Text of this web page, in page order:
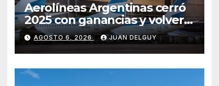
Aerolíneas Argentinas cerró
2025 con ganancias y volverá
a pagar impuesto a las
ganancias
AGOSTO 6, 2026 JUAN DELGUY